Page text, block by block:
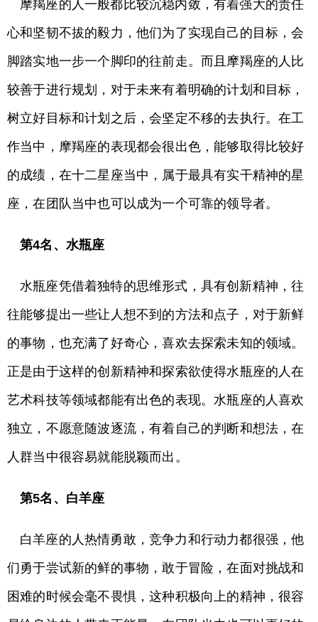
摩羯座的人一般都比较沉稳内敛，有着强大的责任
心和坚韧不拔的毅力，他们为了实现自己的目标，会
脚踏实地一步一个脚印的往前走。而且摩羯座的人比
较善于进行规划，对于未来有着明确的计划和目标，
树立好目标和计划之后，会坚定不移的去执行。在工
作当中，摩羯座的表现都会很出色，能够取得比较好
的成绩，在十二星座当中，属于最具有实干精神的星
座，在团队当中也可以成为一个可靠的领导者。
第4名、水瓶座
水瓶座凭借着独特的思维形式，具有创新精神，往
往能够提出一些让人想不到的方法和点子，对于新鲜
的事物，也充满了好奇心，喜欢去探索未知的领域。
正是由于这样的创新精神和探索欲使得水瓶座的人在
艺术科技等领域都能有出色的表现。水瓶座的人喜欢
独立，不愿意随波逐流，有着自己的判断和想法，在
人群当中很容易就能脱颖而出。
第5名、白羊座
白羊座的人热情勇敢，竞争力和行动力都很强，他
们勇于尝试新的鲜的事物，敢于冒险，在面对挑战和
困难的时候会毫不畏惧，这种积极向上的精神，很容